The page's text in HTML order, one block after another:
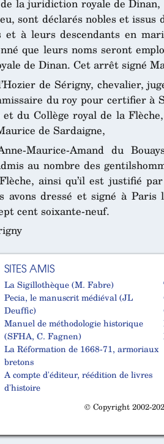
la juridiction royale de
sont déclarés nobles et issus
à leurs descendants en
que leurs noms seront
de Dinan. Cet arrêt signé
de Sérigny, chevalier,
du roy pour certifier à
du Collège royal de la
de Sardaigne,
Maurice-Amand du
au nombre des
ainsi qu’il est justifié
avons dressé et signé à
cent soixante-neuf.
SITES AMIS
La Sigillothèque (M. Fabre)
Pecia, le manuscrit médiéval (JL
Deuffic)
Manuel de méthodologie historique
(SFHA, C. Fagnen)
La Réformation de 1668-71, armoriaux
bretons
A compte d'éditeur, réédition de livres
d'histoire
© Copyright 2002-